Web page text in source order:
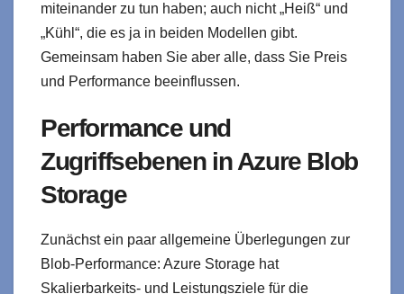
miteinander zu tun haben; auch nicht „Heiß“ und
„Kühl“, die es ja in beiden Modellen gibt.
Gemeinsam haben Sie aber alle, dass Sie Preis
und Performance beeinflussen.
Performance und
Zugriffsebenen in Azure Blob
Storage
Zunächst ein paar allgemeine Überlegungen zur
Blob-Performance: Azure Storage hat
Skalierbarkeits- und Leistungsziele für die